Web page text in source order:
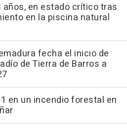
años, en estado crítico tras
en la piscina natural
fecha el inicio de
de Tierra de Barros a
en un incendio forestal en